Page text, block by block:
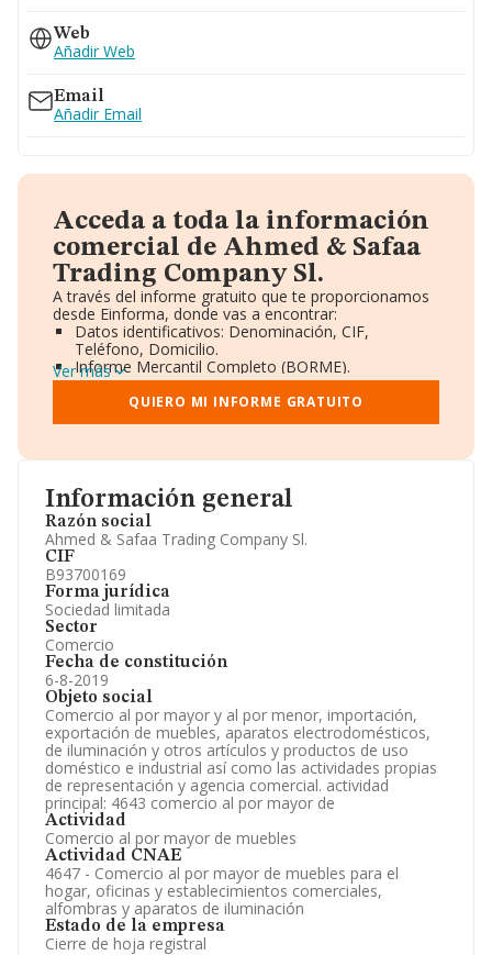
Información general
Razón social
Ahmed & Safaa Trading Company Sl.
CIF
B93700169
Forma jurídica
Sociedad limitada
Sector
Comercio
Fecha de constitución
6-8-2019
Objeto social
Comercio al por mayor y al por menor, importación,
exportación de muebles, aparatos electrodomésticos,
de iluminación y otros artículos y productos de uso
doméstico e industrial así como las actividades propias
de representación y agencia comercial. actividad
principal: 4643 comercio al por mayor de
Actividad
Comercio al por mayor de muebles
Actividad CNAE
4647 - Comercio al por mayor de muebles para el
hogar, oficinas y establecimientos comerciales,
alfombras y aparatos de iluminación
Estado de la empresa
Cierre de hoja registral
Web
Añadir Web
Email
Añadir Email
Acceda a toda la información
comercial de Ahmed & Safaa
Trading Company Sl.
A través del informe gratuito que te proporcionamos
desde Einforma, donde vas a encontrar:
Datos identificativos: Denominación, CIF,
Teléfono, Domicilio.
Informe Mercantil Completo (BORME).
Gráficos de Evolución Ventas y Empleados.
Consejo de Administración y Administradores.
Directivos y Ejecutivos.
Información oficial y registral complementaria.
Ver más
QUIERO MI INFORME GRATUITO